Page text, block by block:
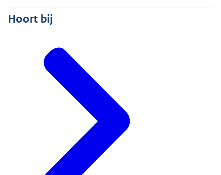
Hoort bij